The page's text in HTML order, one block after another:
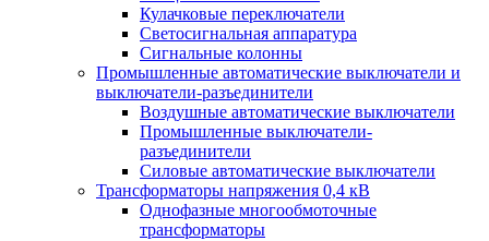
Кулачковые переключатели
Светосигнальная аппаратура
Сигнальные колонны
Промышленные автоматические выключатели и
выключатели-разъединители
Воздушные автоматические выключатели
Промышленные выключатели-
разъединители
Силовые автоматические выключатели
Трансформаторы напряжения 0,4 кВ
Однофазные многообмоточные
трансформаторы